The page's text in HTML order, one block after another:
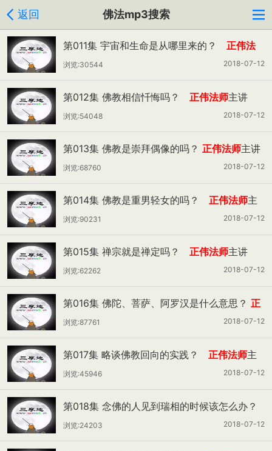
返回 佛法mp3搜索
第011集 宇宙和生命是从哪里来的？ 正伟法
师主讲 2018-07-12
浏览:30544
第012集 佛教相信忏悔吗？ 正伟法师主讲
2018-07-12
浏览:54048
第013集 佛教是崇拜偶像的吗？ 正伟法师主讲
2018-07-12
浏览:68760
第014集 佛教是重男轻女的吗？ 正伟法师主
讲
2018-07-12
浏览:90231
第015集 禅宗就是禅定吗？ 正伟法师主讲
2018-07-12
浏览:62262
第016集 佛陀、菩萨、阿罗汉是什么意思？ 正
伟法师主讲 2018-07-12
浏览:87761
第017集 略谈佛教回向的实践？ 正伟法师主
讲
2018-07-12
浏览:45946
第018集 念佛的人见到瑞相的时候该怎么办？
正伟法师
2018-07-12
浏览:24203